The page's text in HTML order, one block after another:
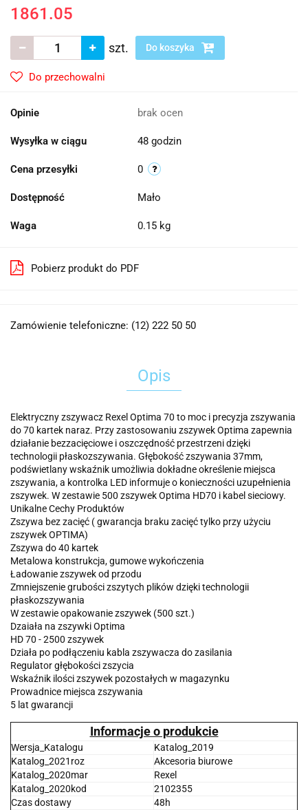
1861.05
szt. Do koszyka
Do przechowalni
Opinie brak ocen
Wysyłka w ciągu 48 godzin
Cena przesyłki 0
Dostępność Mało
Waga 0.15 kg
Pobierz produkt do PDF
Zamówienie telefoniczne: (12) 222 50 50
Opis
Elektryczny zszywacz Rexel Optima 70 to moc i precyzja zszywania
do 70 kartek naraz. Przy zastosowaniu zszywek Optima zapewnia
działanie bezzacięciowe i oszczędność przestrzeni dzięki
technologii płaskozszywania. Głębokość zszywania 37mm,
podświetlany wskaźnik umożliwia dokładne określenie miejsca
zszywania, a kontrolka LED informuje o konieczności uzupełnienia
zszywek. W zestawie 500 zszywek Optima HD70 i kabel sieciowy.
Unikalne Cechy Produktów
Zszywa bez zacięć ( gwarancja braku zacięć tylko przy użyciu
zszywek OPTIMA)
Zszywa do 40 kartek
Metalowa konstrukcja, gumowe wykończenia
Ładowanie zszywek od przodu
Zmniejszenie grubości zszytych plików dzięki technologii
płaskozszywania
W zestawie opakowanie zszywek (500 szt.)
Dzaiała na zszywki Optima
HD 70 - 2500 zszywek
Działa po podłączeniu kabla zszywacza do zasilania
Regulator głębokości zszycia
Wskaźnik ilości zszywek pozostałych w magazynku
Prowadnice miejsca zszywania
5 lat gwarancji
Informacje o produkcie
Wersja_Katalogu
Katalog_2019
Katalog_2021roz
Akcesoria biurowe
Katalog_2020mar
Rexel
Katalog_2020kod
2102355
Czas dostawy
48h